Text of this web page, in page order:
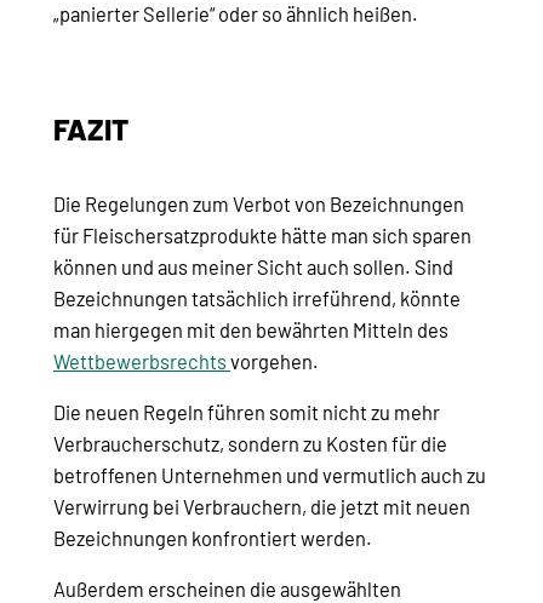
„panierter Sellerie“ oder so ähnlich heißen.
FAZIT
Die Regelungen zum Verbot von Bezeichnungen
für Fleischersatzprodukte hätte man sich sparen
können und aus meiner Sicht auch sollen. Sind
Bezeichnungen tatsächlich irreführend, könnte
man hiergegen mit den bewährten Mitteln des
Wettbewerbsrechts vorgehen.
Die neuen Regeln führen somit nicht zu mehr
Verbraucherschutz, sondern zu Kosten für die
betroffenen Unternehmen und vermutlich auch zu
Verwirrung bei Verbrauchern, die jetzt mit neuen
Bezeichnungen konfrontiert werden.
Außerdem erscheinen die ausgewählten